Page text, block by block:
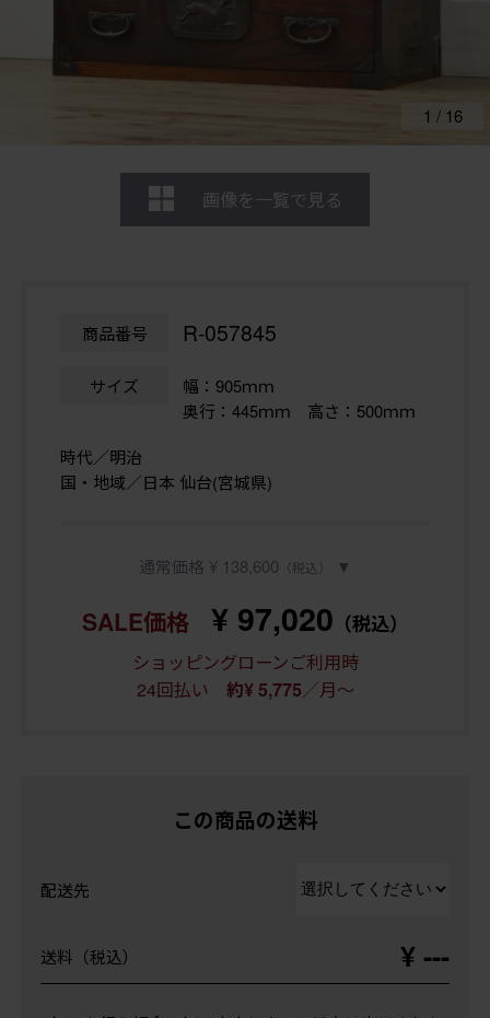
1 / 16
画像を一覧で見る
商品番号 R-057845
サイズ
幅：905ｍｍ
奥行：445ｍｍ 高さ：500ｍｍ
時代／明治
国・地域／日本 仙台(宮城県)
通常価格 ¥ 138,600 （税込） ▼
SALE価格 ¥ 97,020 （税込）
ショッピングローンご利用時
24回払い 約¥ 5,775／月～
この商品の送料
配送先
送料（税込） ¥ ---